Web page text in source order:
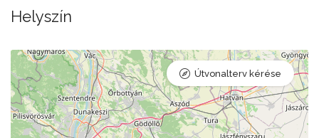
Helyszín
Útvonalterv kérése